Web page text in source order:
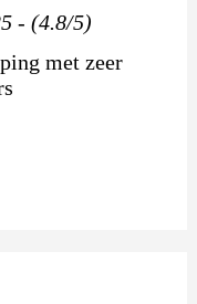
- (4.8/5)
met zeer